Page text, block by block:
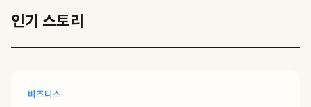
인기 스토리
비즈니스